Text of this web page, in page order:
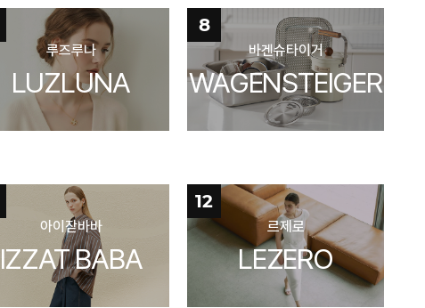
루즈루나
LUZLUNA
8
바겐슈타이거
WAGENSTEIGER
아이잗바바
IZZAT BABA
12
르제로
LEZERO